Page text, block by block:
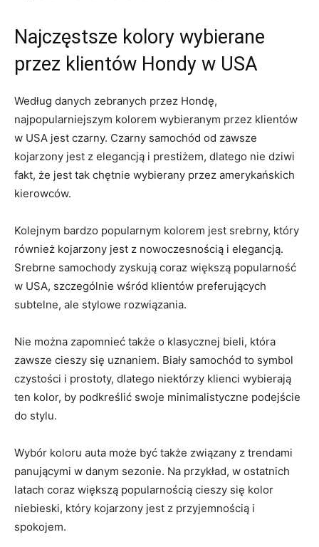
Najczęstsze kolory‍ wybierane
przez klientów Hondy w USA
Według danych zebranych⁣ przez Hondę,⁤
najpopularniejszym kolorem wybieranym przez ‌klientów
w USA jest czarny. Czarny samochód od zawsze
kojarzony jest z elegancją i prestiżem, dlatego nie dziwi
fakt, że jest tak chętnie wybierany przez ⁢amerykańskich
kierowców.
Kolejnym bardzo popularnym kolorem jest srebrny, który
również kojarzony jest z nowoczesnością i elegancją.
Srebrne samochody zyskują coraz większą⁣ popularność
w USA, szczególnie ​wśród klientów‍ preferujących
subtelne, ale stylowe rozwiązania.
Nie można zapomnieć⁤ także o klasycznej bieli, która
zawsze cieszy się uznaniem. Biały samochód to symbol
czystości i prostoty, dlatego niektórzy klienci wybierają
ten kolor, by podkreślić swoje minimalistyczne podejście ​
do stylu.
Wybór koloru auta może być także związany z trendami
panującymi w danym sezonie. Na przykład, w ostatnich
latach coraz większą popularnością cieszy się kolor
niebieski, który kojarzony jest⁣ z przyjemnością i
spokojem.